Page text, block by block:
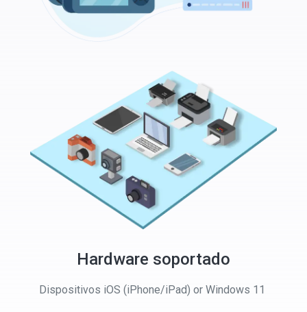
Hardware soportado
Dispositivos iOS (iPhone/iPad) or Windows 11